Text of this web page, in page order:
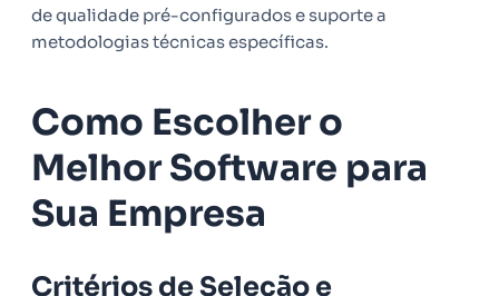
de qualidade pré-configurados e suporte a
metodologias técnicas específicas.
Como Escolher o
Melhor Software para
Sua Empresa
Critérios de Seleção e